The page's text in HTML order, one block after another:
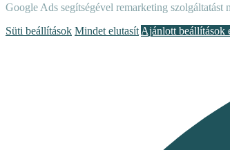
Google Ads segítségével remarketing
Süti beállítások Mindet elutasít Ajánlott beállítások